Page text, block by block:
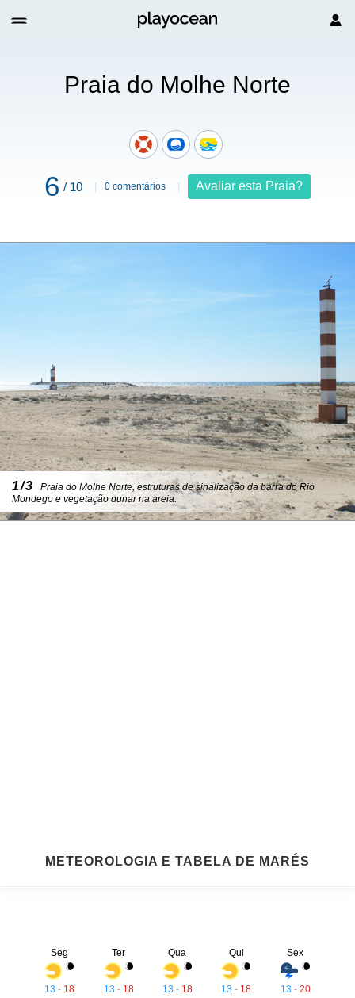
Praia do Molhe Norte
6 / 10 0 comentários Avaliar esta Praia?
1/3
Praia do Molhe Norte, estruturas de sinalização da barra do Rio
Mondego e vegetação dunar na areia.
METEOROLOGIA E TABELA DE MARÉS
Seg
13 - 18
Ter
13 - 18
Qua
13 - 18
Qui
13 - 18
Sex
13 - 20